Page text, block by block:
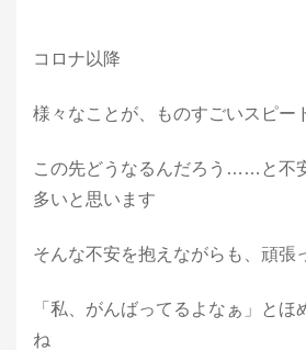
コロナ以降
様々なことが、ものすごいスピー
この先どうなるんだろう……と不
多いと思います
そんな不安を抱えながらも、頑張
「私、がんばってるよなぁ」とほ
ね